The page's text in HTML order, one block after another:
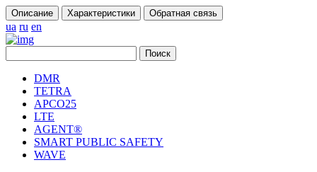
Описание Характеристики Обратная связь
ua ru en
DMR
TETRA
APCO25
LTE
AGENT®
SMART PUBLIC SAFETY
WAVE